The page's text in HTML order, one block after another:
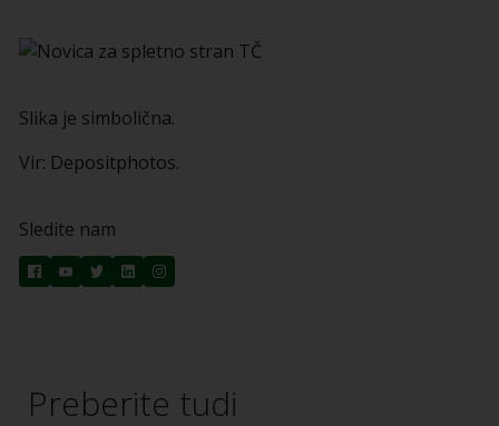
Slika je simbolična.
Vir: Depositphotos.
Sledite nam
Preberite tudi